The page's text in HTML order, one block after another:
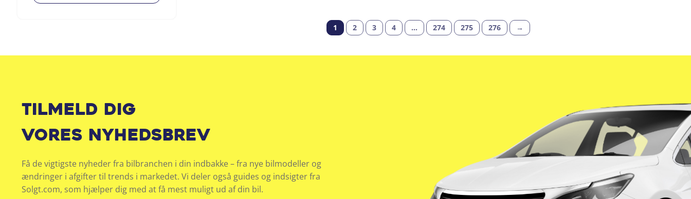
1 2 3 4 … 274 275 276 →
Tilmeld dig
vores nyhedsbrev
Få de vigtigste nyheder fra bilbranchen i din indbakke – fra nye bilmodeller og
ændringer i afgifter til trends i markedet. Vi deler også guides og indsigter fra
Solgt.com, som hjælper dig med at få mest muligt ud af din bil.